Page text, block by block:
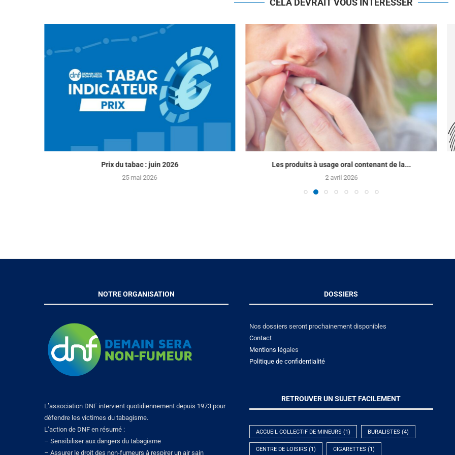
CELA DEVRAIT VOUS INTÉRESSER
Prix du tabac : juin 2026
25 mai 2026
Les produits à usage oral contenant de la...
2 avril 2026
NOTRE ORGANISATION
L’association DNF intervient quotidiennement depuis 1973 pour
défendre les victimes du tabagisme.
L’action de DNF en résumé :
– Sensibiliser aux dangers du tabagisme
– Assurer le droit des non-fumeurs à respirer un air sain
DOSSIERS
Nos dossiers seront prochainement disponibles
Contact
Mentions légales
Politique de confidentialité
RETROUVER UN SUJET FACILEMENT
ACCUEIL COLLECTIF DE MINEURS (1) BURALISTES (4)
CENTRE DE LOISIRS (1) CIGARETTES (1)